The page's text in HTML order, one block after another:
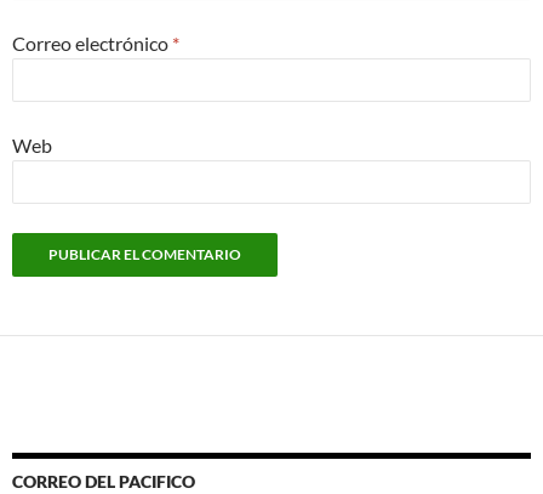
Correo electrónico *
Web
CORREO DEL PACIFICO